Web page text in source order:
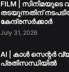
FILM | സിനിമയുടെ
തടയുന്നതിന്
കേന്ദ്രസർക്കാർ
July 31, 2026
AI | കാൾ സെന്റർ
പ്രതിസന്ധിയിൽ